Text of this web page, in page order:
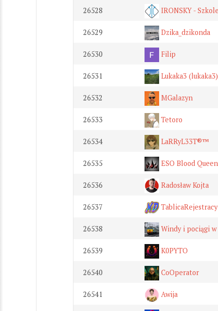
26528 IRONSKY -
26529 Dzika_dzikonda
26530 Filip
26531 Lukaka3 (lukaka3)
26532 MGalazyn
26533 Tetoro
26534 LaRRyL33T®™
26535 ESO Blood Queen
26536 Radosław Kojta
26537
26538 Windy i pociągi
26539 K0PYTO
26540 CoOperator
26541 Awija